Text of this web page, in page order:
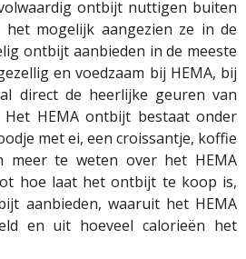
ontbijt nuttigen buiten
het mogelijk aangezien ze in de
ontbijt aanbieden in de meeste
en voedzaam bij HEMA, bij
direct de heerlijke geuren van
HEMA ontbijt bestaat onder
met ei, een croissantje, koffie
meer te weten over het HEMA
hoe laat het ontbijt te koop is,
aanbieden, waaruit het HEMA
en uit hoeveel calorieën het